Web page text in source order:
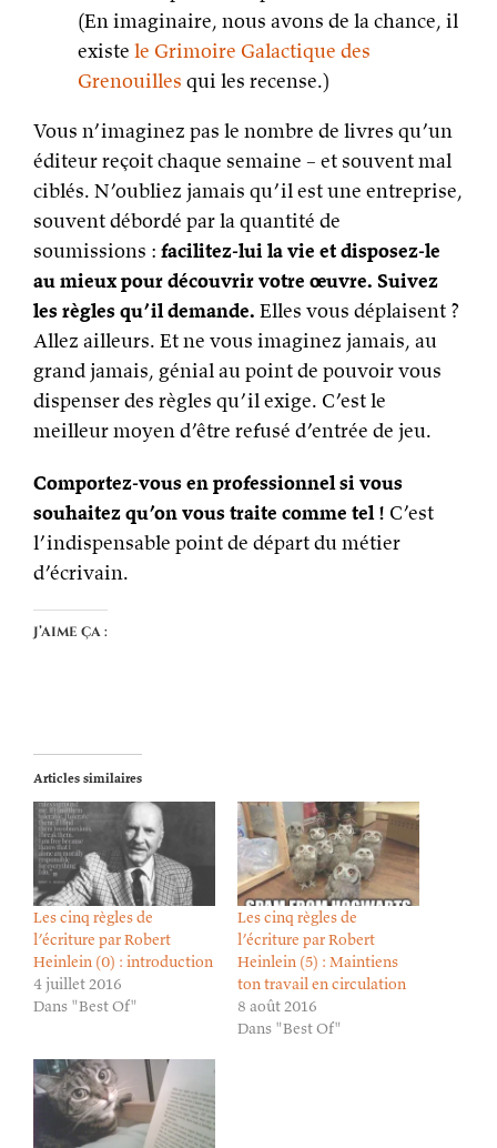
(En imaginaire, nous avons de la chance, il
existe le Grimoire Galactique des
Grenouilles qui les recense.)
Vous n’imaginez pas le nombre de livres qu’un
éditeur reçoit chaque semaine – et souvent mal
ciblés. N’oubliez jamais qu’il est une entreprise,
souvent débordé par la quantité de
soumissions : facilitez-lui la vie et disposez-le
au mieux pour découvrir votre œuvre. Suivez
les règles qu’il demande. Elles vous déplaisent ?
Allez ailleurs. Et ne vous imaginez jamais, au
grand jamais, génial au point de pouvoir vous
dispenser des règles qu’il exige. C’est le
meilleur moyen d’être refusé d’entrée de jeu.
Comportez-vous en professionnel si vous
souhaitez qu’on vous traite comme tel ! C’est
l’indispensable point de départ du métier
d’écrivain.
J’aime ça :
Articles similaires
Les cinq règles de
l’écriture par Robert
Heinlein (0) : introduction
4 juillet 2016
Dans "Best Of"
Les cinq règles de
l’écriture par Robert
Heinlein (5) : Maintiens
ton travail en circulation
8 août 2016
Dans "Best Of"